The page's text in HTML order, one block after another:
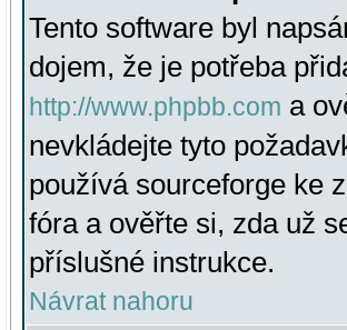
Tento software byl
dojem, že je potřeba
http://www.phpbb.com a
nevkládejte tyto
používá sourceforge ke
fóra a ověřte si, zda už
příslušné instrukce.
Návrat nahoru